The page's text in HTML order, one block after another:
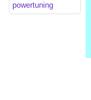
powertuning